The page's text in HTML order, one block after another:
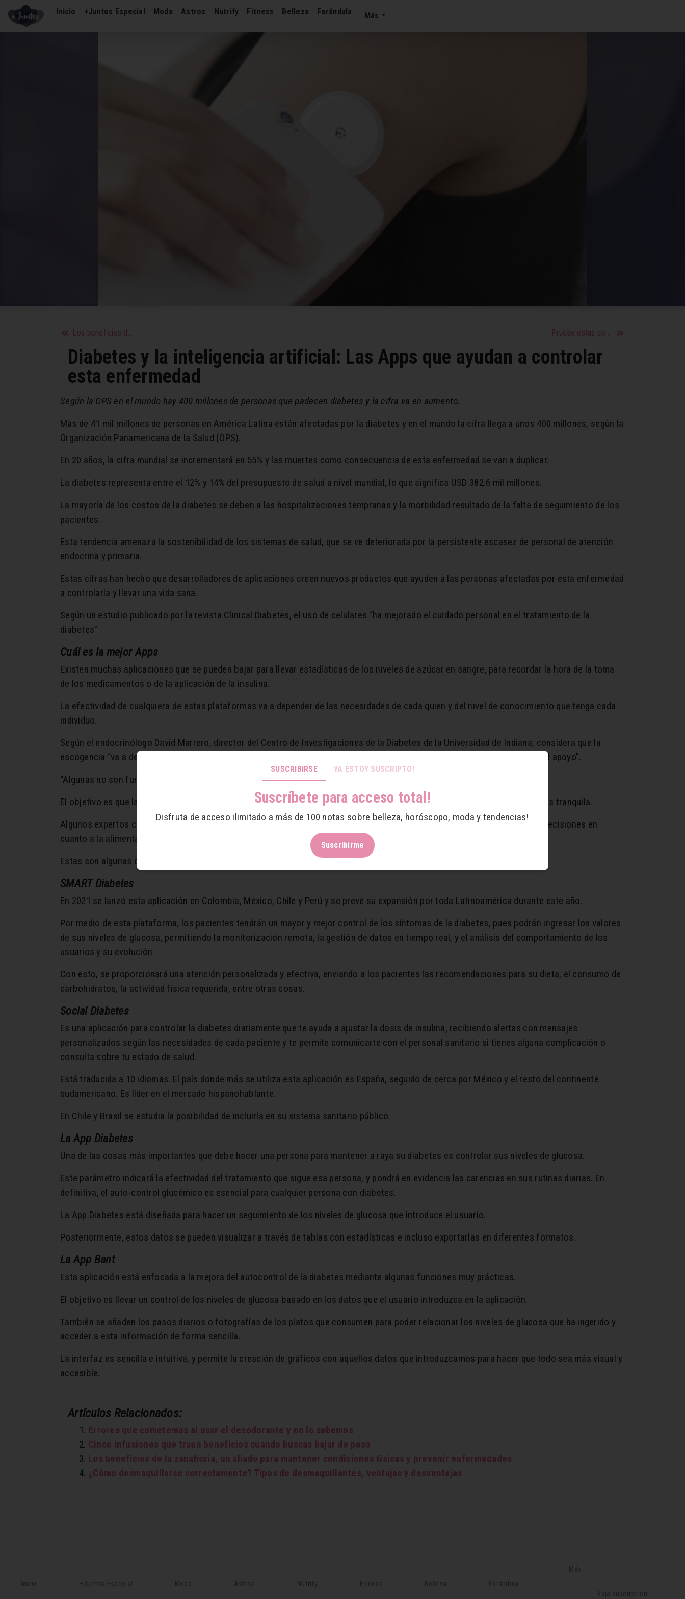
Inicio +Juntos Especial Moda Astros Nutrify Fitness Belleza Farándula Más
Los beneficios de la zanahoria, un aliado para mantener condiciones físicas y prevenir enfermedades Prueba estas comidas para mejorar tu ánimo
Diabetes y la inteligencia artificial: Las Apps que ayudan a controlar
esta enfermedad
Según la OPS en el mundo hay 400 millones de personas que padecen diabetes y la cifra va en aumento.
Más de 41 mil millones de personas en América Latina están afectadas por la diabetes y en el mundo la cifra llega a unos 400 millones, según la
Organización Panamericana de la Salud (OPS).
En 20 años, la cifra mundial se incrementará en 55% y las muertes como consecuencia de esta enfermedad se van a duplicar.
La diabetes representa entre el 12% y 14% del presupuesto de salud a nivel mundial, lo que significa USD 382.6 mil millones.
La mayoría de los costos de la diabetes se deben a las hospitalizaciones tempranas y la morbilidad resultado de la falta de seguimiento de los
pacientes.
Esta tendencia amenaza la sostenibilidad de los sistemas de salud, que se ve deteriorada por la persistente escasez de personal de atención
endocrina y primaria.
Estas cifras han hecho que desarrolladores de aplicaciones creen nuevos productos que ayuden a las personas afectadas por esta enfermedad
a controlarla y llevar una vida sana.
Según un estudio publicado por la revista Clinical Diabetes, el uso de celulares “ha mejorado el cuidado personal en el tratamiento de la
diabetes”.
Cuál es la mejor Apps
Existen muchas aplicaciones que se pueden bajar para llevar estadísticas de los niveles de azúcar en sangre, para recordar la hora de la toma
de los medicamentos o de la aplicación de la insulina.
La efectividad de cualquiera de estas plataformas va a depender de las necesidades de cada quien y del nivel de conocimiento que tenga cada
individuo.
Según el endocrinólogo David Marrero, director del Centro de Investigaciones de la Diabetes de la Universidad de Indiana, considera que la
escogencia “va a depender de la situación y del individuo, las aplicaciones pueden valer mucho la pena, especialmente para el apoyo”.
“Algunas no son funcionales, otras están muy bien diseñadas y la mayoría, son muy complicadas”.
El objetivo es que las aplicaciones puedan proveer alertas y recordatorios para ayudar a estos pacientes a llevar una vida más tranquila.
Algunos expertos consideran que estas herramientas digitales deben avanzar y ayudar a los pacientes para tomar mejores decisiones en
cuanto a la alimentación, la salud, y que un médico pueda supervisar constantemente las estadísticas.
Estas son algunas de las Apps más usadas en América Latina:
SMART Diabetes
En 2021 se lanzó esta aplicación en Colombia, México, Chile y Perú y se prevé su expansión por toda Latinoamérica durante este año.
Por medio de esta plataforma, los pacientes tendrán un mayor y mejor control de los síntomas de la diabetes, pues podrán ingresar los valores
de sus niveles de glucosa, permitiendo la monitorización remota, la gestión de datos en tiempo real, y el análisis del comportamiento de los
usuarios y su evolución.
Con esto, se proporcionará una atención personalizada y efectiva, enviando a los pacientes las recomendaciones para su dieta, el consumo de
carbohidratos, la actividad física requerida, entre otras cosas.
Social Diabetes
Es una aplicación para controlar la diabetes diariamente que te ayuda a ajustar la dosis de insulina, recibiendo alertas con mensajes
personalizados según las necesidades de cada paciente y te permite comunicarte con el personal sanitario si tienes alguna complicación o
consulta sobre tu estado de salud.
Está traducida a 10 idiomas. El país donde más se utiliza esta aplicación es España, seguido de cerca por México y el resto del continente
sudamericano. Es líder en el mercado hispanohablante.
En Chile y Brasil se estudia la posibilidad de incluirla en su sistema sanitario público.
La App Diabetes
Una de las cosas más importantes que debe hacer una persona para mantener a raya su diabetes es controlar sus niveles de glucosa.
Este parámetro indicará la efectividad del tratamiento que sigue esa persona, y pondrá en evidencia las carencias en sus rutinas diarias. En
definitiva, el auto-control glucémico es esencial para cualquier persona con diabetes.
La App Diabetes está diseñada para hacer un seguimiento de los niveles de glucosa que introduce el usuario.
Posteriormente, estos datos se pueden visualizar a través de tablas con estadísticas e incluso exportarlas en diferentes formatos.
La App Bant
Esta aplicación está enfocada a la mejora del autocontrol de la diabetes mediante algunas funciones muy prácticas.
El objetivo es llevar un control de los niveles de glucosa basado en los datos que el usuario introduzca en la aplicación.
También se añaden los pasos diarios o fotografías de los platos que consumen para poder relacionar los niveles de glucosa que ha ingerido y
acceder a esta información de forma sencilla.
La interfaz es sencilla e intuitiva, y permite la creación de gráficos con aquellos datos que introduzcamos para hacer que todo sea más visual y
accesible.
Artículos Relacionados:
Errores que cometemos al usar el desodorante y no lo sabemos
Cinco infusiones que traen beneficios cuando buscas bajar de peso
Los beneficios de la zanahoria, un aliado para mantener condiciones físicas y prevenir enfermedades
¿Cómo desmaquillarse correctamente? Tipos de desmaquillantes, ventajas y desventajas
Inicio +Juntos Especial Moda Astros Nutrify Fitness Belleza Farándula
Más
Baja suscripción
SUSCRIBIRSE YA ESTOY SUSCRIPTO!
Suscríbete para acceso total!
Disfruta de acceso ilimitado a más de 100 notas sobre belleza, horóscopo, moda y tendencias!
Suscribirme